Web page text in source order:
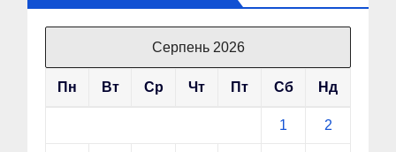
Серпень 2026
Пн Вт Ср Чт Пт Сб Нд
1 2